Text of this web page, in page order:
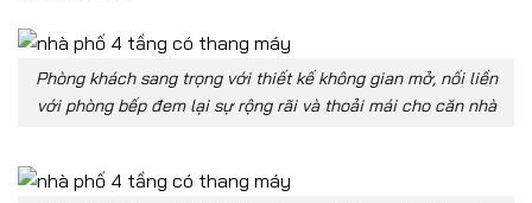
Phòng khách sang trọng với thiết kế không gian mở, nối liền
với phòng bếp đem lại sự rộng rãi và thoải mái cho căn nhà